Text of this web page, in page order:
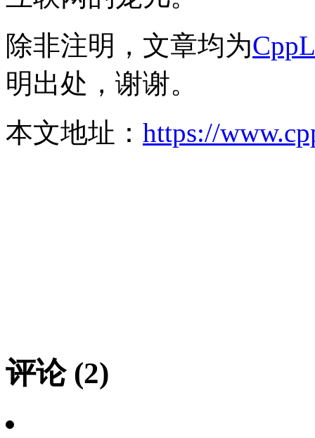
除非注明，文章均为
明出处，谢谢。
本文地址： https://
评论 (2)